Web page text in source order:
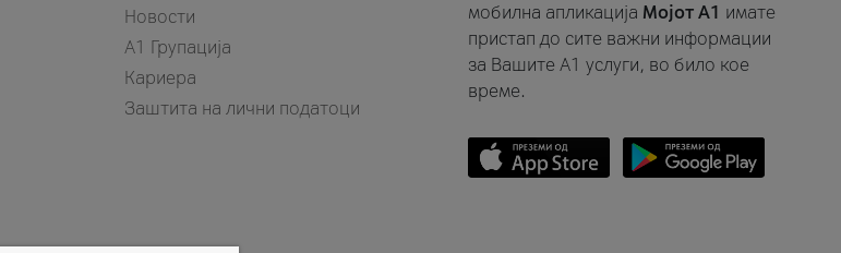
Новости
А1 Групација
Кариера
Заштита на лични податоци
мобилна апликација Мојот A1 имате
пристап до сите важни информации
за Вашите A1 услуги, во било кое
време.